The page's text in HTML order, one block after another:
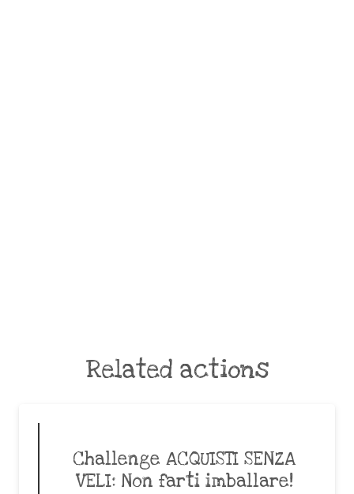
Related actions
Challenge ACQUISTI SENZA
VELI: Non farti imballare!